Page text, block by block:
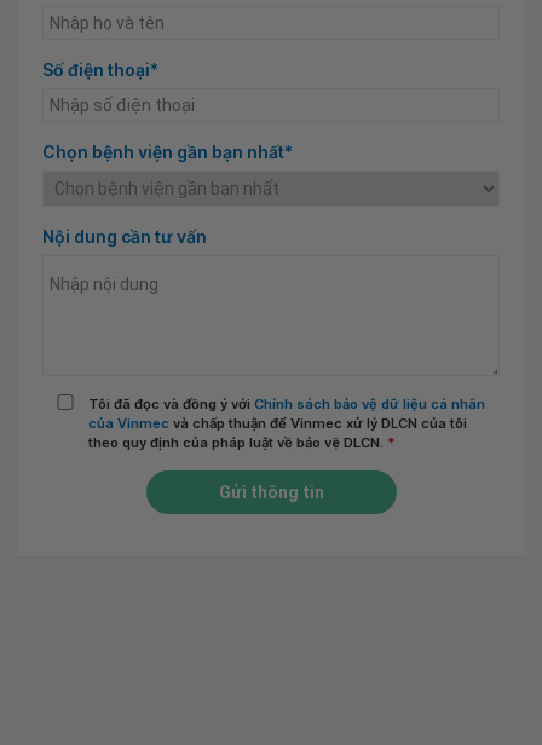
Số điện thoại*
Chọn bệnh viện gần bạn nhất*
Nội dung cần tư vấn
Tôi đã đọc và đồng ý với Chính sách bảo vệ dữ liệu cá nhân
của Vinmec và chấp thuận để Vinmec xử lý DLCN của tôi
theo quy định của pháp luật về bảo vệ DLCN. *
Gửi thông tin